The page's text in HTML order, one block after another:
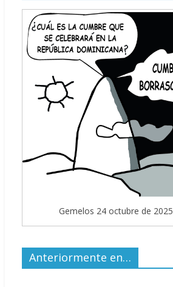
Gemelos 24 octubre de 2025
Anteriormente en…